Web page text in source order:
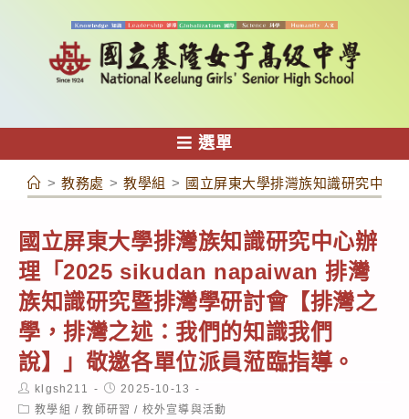
容
選單
> 教務處 > 教學組 > 國立屏東大學排灣族知識研究中心
國立屏東大學排灣族知識研究中心辦
理「2025 sikudan napaiwan 排灣
族知識研究暨排灣學研討會【排灣之
學，排灣之述：我們的知識我們
說】」敬邀各單位派員蒞臨指導。
Post
author:
klgsh211
Post
published:
2025-10-13
Post教學組 / 教師研習 / 校外宣導與活動